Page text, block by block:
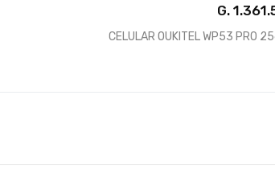
G.
CELULAR OUKITEL WP53 PRO